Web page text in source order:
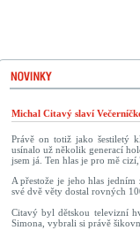
Michal Citavý slaví
Právě on totiž jako šestiletý
usínalo už několik generací
jsem já. Ten hlas je pro mě
A přestože je jeho hlas
své dvě věty dostal rovných
Citavý byl dětskou televizní
Simona, vybrali si právě